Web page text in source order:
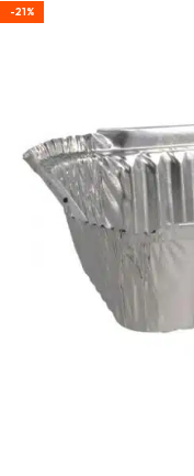
-21%